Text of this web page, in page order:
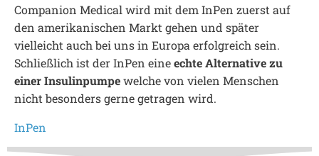
Companion Medical wird mit dem InPen zuerst auf
den amerikanischen Markt gehen und später
vielleicht auch bei uns in Europa erfolgreich sein.
Schließlich ist der InPen eineechte Alternative zu
einer Insulinpumpewelche von vielen Menschen
nicht besonders gerne getragen wird.
InPen